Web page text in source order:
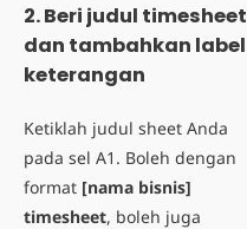
2. Beri judul timesheet
dan tambahkan label
keterangan
Ketiklah judul sheet Anda
pada sel A1. Boleh dengan
format [nama bisnis]
timesheet, boleh juga